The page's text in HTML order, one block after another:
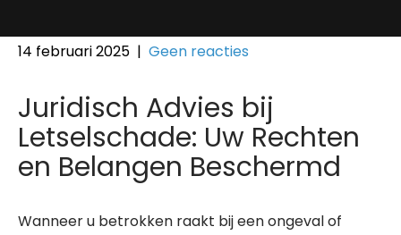
14 februari 2025 | Geen reacties
Juridisch Advies bij
Letselschade: Uw Rechten
en Belangen Beschermd
Wanneer u betrokken raakt bij een ongeval of